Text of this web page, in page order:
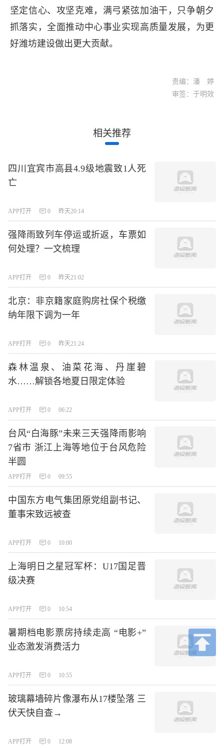
坚定信心、攻坚克难，满弓紧弦加油干，只争朝夕
抓落实，全面推动中心事业实现高质量发展，为更
好潍坊建设做出更大贡献。
责编：潘 婷
审签：于明效
相关推荐
四川宜宾市高县4.9级地震致1人死
亡
APP打开 0 昨天20:14
强降雨致列车停运或折返，车票如
何处理？一文梳理
APP打开 0 昨天21:02
北京：非京籍家庭购房社保个税缴
纳年限下调为一年
APP打开 0 昨天21:24
森林温泉、油菜花海、丹崖碧
水……解锁各地夏日限定体验
APP打开 0 06:22
台风“白海豚”未来三天强降雨影响
7省市 浙江上海等地位于台风危险
半圆
APP打开 0 09:55
中国东方电气集团原党组副书记、
董事宋致远被查
APP打开 0 10:00
上海明日之星冠军杯：U17国足晋
级决赛
APP打开 0 10:54
暑期档电影票房持续走高 “电影+”
业态激发消费活力
APP打开 0 10:55
玻璃幕墙碎片像瀑布从17楼坠落 三
伏天快自查→
APP打开 0 12:08